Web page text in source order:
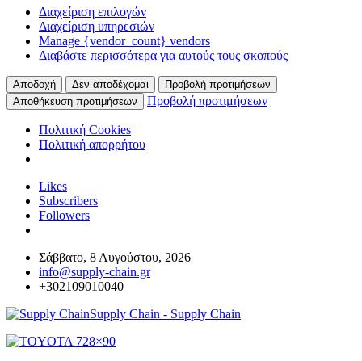
Διαχείριση επιλογών
Διαχείριση υπηρεσιών
Manage {vendor_count} vendors
Διαβάστε περισσότερα για αυτούς τους σκοπούς
Αποδοχή Δεν αποδέχομαι
Προβολή προτιμήσεων
Αποθήκευση προτιμήσεων
Προβολή προτιμήσεων
Πολιτική Cookies
Πολιτική απορρήτου
Likes
Subscribers
Followers
Σάββατο, 8 Αυγούστου, 2026
info@supply-chain.gr
+302109010040
Supply Chain - Supply Chain